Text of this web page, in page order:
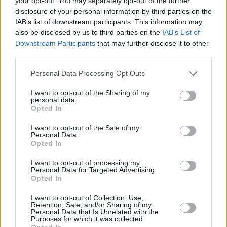
disclosure of your personal information by third parties on the
IAB’s list of downstream participants. This information may
also be disclosed by us to third parties on the IAB’s List of
Downstream Participants that may further disclose it to other
Personal Data Processing Opt Outs
I want to opt-out of the Sharing of my
personal data.
Opted In
I want to opt-out of the Sale of my
Personal Data.
Opted In
I want to opt-out of processing my
Personal Data for Targeted Advertising.
Opted In
I want to opt-out of Collection, Use,
Retention, Sale, and/or Sharing of my
Personal Data that Is Unrelated with the
Purposes for which it was collected.
Τόλης Λελεκίδης
Το άρθρο δεν έχει ακόμα βαθμολογηθεί.